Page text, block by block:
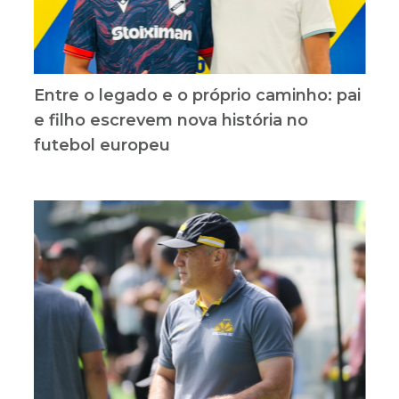
Entre o legado e o próprio caminho: pai
e filho escrevem nova história no
futebol europeu